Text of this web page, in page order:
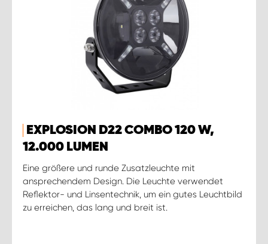
EXPLOSION D22 COMBO 120 W,
12.000 LUMEN
Eine größere und runde Zusatzleuchte mit
ansprechendem Design. Die Leuchte verwendet
Reflektor- und Linsentechnik, um ein gutes Leuchtbild
zu erreichen, das lang und breit ist.
WORK SYSTEM OSNABRÜCK
WORK SYSTEM RHEINLAND
WORK SYSTEM ROSTOCK